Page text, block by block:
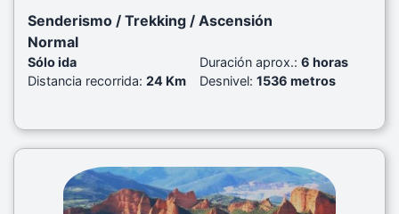
Senderismo / Trekking / Ascensión
Normal
Sólo ida Duración aprox.: 6 horas
Distancia recorrida: 24 Km Desnivel: 1536 metros